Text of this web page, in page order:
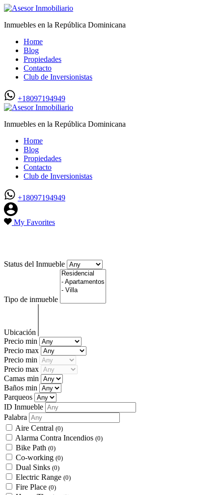
Inmuebles en la República Dominicana
Home
Blog
Propiedades
Contacto
Club de Inversionistas
+18097194949
Inmuebles en la República Dominicana
Home
Blog
Propiedades
Contacto
Club de Inversionistas
+18097194949
My Favorites
Status del Inmueble
Tipo de inmueble
Ubicación
Precio min
Precio max
Precio min
Precio max
Camas min
Baños min
Parqueos
ID Inmueble
Palabra
Aire Central (0)
Alarma Contra Incendios (0)
Bike Path (0)
Co-working (0)
Dual Sinks (0)
Electric Range (0)
Fire Place (0)